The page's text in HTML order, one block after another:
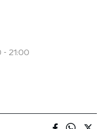
- 21:00